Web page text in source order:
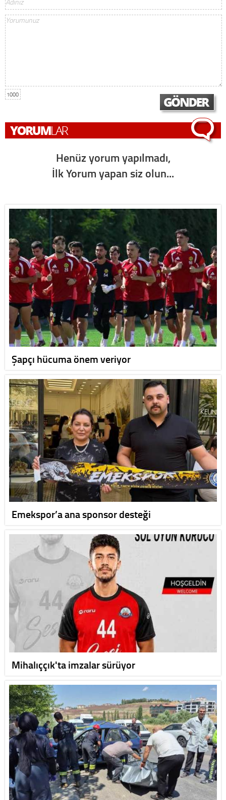
1000
Henüz yorum yapılmadı,
İlk Yorum yapan siz olun...
Şapçı hücuma önem veriyor
Emekspor’a ana sponsor desteği
Mihalıççık'ta imzalar sürüyor